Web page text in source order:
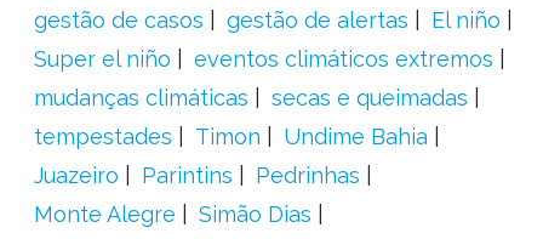
gestão de casos
gestão de alertas
El niño
Super el niño
eventos climáticos extremos
mudanças climáticas
secas e queimadas
tempestades
Timon
Undime Bahia
Juazeiro
Parintins
Pedrinhas
Monte Alegre
Simão Dias